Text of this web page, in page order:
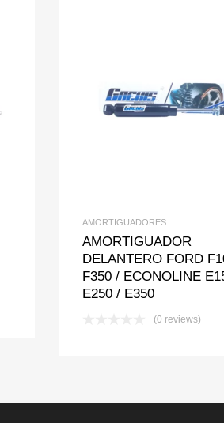
Add to
Add to
AMORTIGUADORES
AMORTIGUADOR
DELANTERO FORD
F350 / ECONOLINE
E250 / E350
(0 reviews)